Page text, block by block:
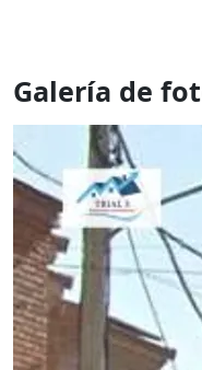
Galería de